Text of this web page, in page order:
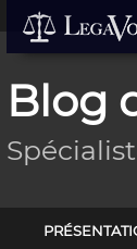
Blog